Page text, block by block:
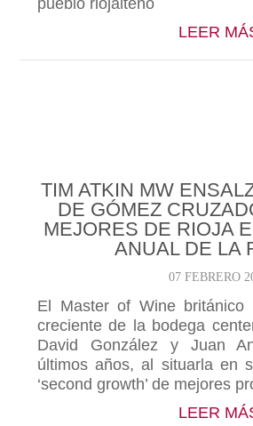
pueblo riojalteño
LEER
TIM ATKIN MW
DE GÓMEZ
MEJORES DE RIOJA
ANUAL DE LA
07 FEBRERO
El Master of Wine británico
creciente de la bodega
David González y Juan
últimos años, al situarla en
‘second growth’ de mejores
LEER